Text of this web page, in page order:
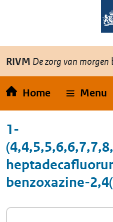
Overslaan en naar de inhoud gaan
RIVM De zorg van morgen
Home Menu
1-
benzoxazine-